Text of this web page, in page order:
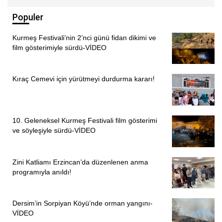
önderleri, akademisyenler, demokratik kitle örgütleri
temsilcileri ve milletvekilleri olarak gerçekleştirdiğimiz
Ortak hafızamızda, inancımızda kadın mücadelesinden ve
Bu çalıştayda bir kez daha gördük ki Alevi kadınlar hem
kadın olmaktan hem de inanç kimliğinden kaynaklı çoklu
“YAŞAMI SAVUNMANIN ORTAK BİR SORUMLULUK
Buna rağmen tarih boyunca olduğu gibi bugün de yaşamı
örgütleyen, barışı büyüten, hakikati savunan ve toplumsal
Populer
Kurmeş Festivali’nin 2’nci günü fidan dikimi ve
film gösterimiyle sürdü-VİDEO
Kıraç Cemevi için yürütmeyi durdurma kararı!
10. Geleneksel Kurmeş Festivali film gösterimi
ve söyleşiyle sürdü-VİDEO
Zini Katliamı Erzincan’da düzenlenen anma
programıyla anıldı!
Dersim’in Sorpiyan Köyü’nde orman yangını-
VİDEO